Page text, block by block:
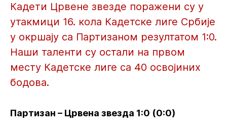
Кадети Црвене звезде поражени су у
утакмици 16. кола Кадетске лиге Србије
у окршају са Партизаном резултатом 1:0.
Наши таленти су остали на првом
месту Кадетске лиге са 40 освојиних
бодова.
Партизан – Црвена звезда 1:0 (0:0)